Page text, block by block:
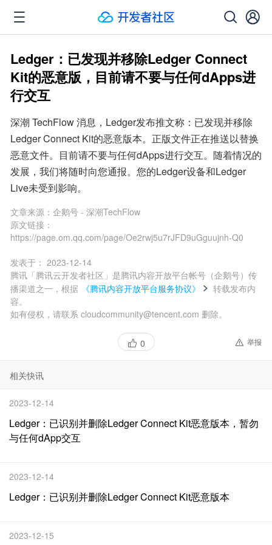
Ledger：已发现并移除Ledger Connect
Kit的恶意版，目前请不要与任何dApps进
行交互
深潮 TechFlow 消息，Ledger发布推文称：已发现并移除
Ledger Connect Kit的恶意版本。正版文件正在推送以替换
恶意文件。目前请不要与任何dApps进行交互。随着情况的
发展，我们将随时向您通报。您的Ledger设备和Ledger
Live未受到影响。
文章来源： 企鹅号 - 深潮TechFlow
原文链接：
https://page.om.qq.com/page/Oe2rwj5u7rJFD9uGguujnh-Q0
发表于： 2023-12-14
腾讯「腾讯云开发者社区」是腾讯内容开放平台帐号（企鹅号）传
播渠道之一，根据
《腾讯内容开放平台服务协议》
转载发布内
容。
如有侵权，请联系 cloudcommunity@tencent.com 删除。
0 举报
相关快讯
2023-12-14
Ledger：已识别并删除Ledger Connect Kit恶意版本，暂勿
与任何dApp交互
2023-12-14
Ledger：已识别并删除Ledger Connect Kit恶意版本
2023-12-15